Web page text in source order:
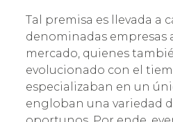
Tal premisa es llevada a
denominadas empresas
mercado, quienes
evolucionado con el
especializaban en un
engloban una variedad